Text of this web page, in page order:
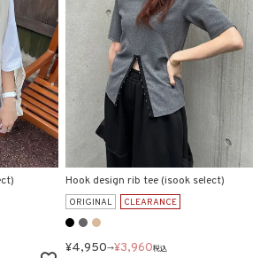
Hook design rib tee (isook select)
ORIGINAL CLEARANCE
¥4,950→¥3,960税込